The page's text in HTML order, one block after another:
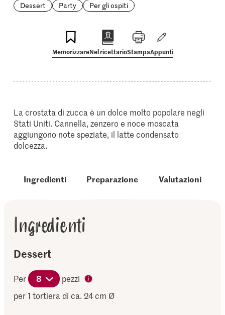
Dessert
Party Per gli ospiti
MemorizzareNel ricettarioStampaAppunti
La crostata di zucca è un dolce molto popolare negli
Stati Uniti. Cannella, zenzero e noce moscata
aggiungono note speziate, il latte condensato
dolcezza.
Ingredienti Preparazione Valutazioni
Ingredienti
Dessert
Per 8
pezzi
per 1 tortiera di ca. 24 cm Ø